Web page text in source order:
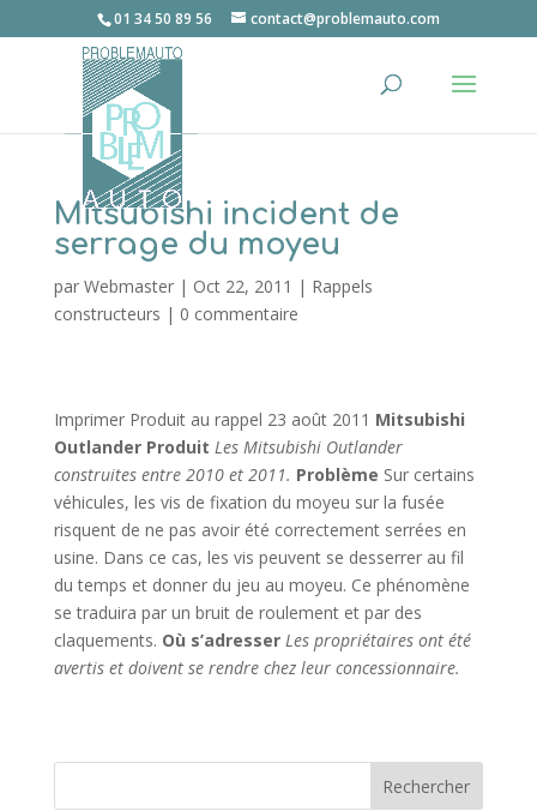
01 34 50 89 56 contact@problemauto.com
Mitsubishi incident de
serrage du moyeu
par Webmaster| Oct 22, 2011 | Rappels
constructeurs | 0 commentaire
Imprimer Produit au rappel 23 août 2011 Mitsubishi
Outlander Produit Les Mitsubishi Outlander
construites entre 2010 et 2011. Problème Sur certains
véhicules, les vis de fixation du moyeu sur la fusée
risquent de ne pas avoir été correctement serrées en
usine. Dans ce cas, les vis peuvent se desserrer au fil
du temps et donner du jeu au moyeu. Ce phénomène
se traduira par un bruit de roulement et par des
claquements. Où s’adresser Les propriétaires ont été
avertis et doivent se rendre chez leur concessionnaire.